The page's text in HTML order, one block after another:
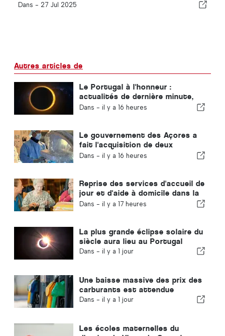
Dans - 27 Jul 2025
Autres articles de
Le Portugal à l'honneur :
actualités de dernière minute,
tendances touristiques et les
Dans - il y a 16 heures
Le gouvernement des Açores a
fait l'acquisition de deux
nouveaux systèmes de chirurgie
Dans - il y a 16 heures
Reprise des services d'accueil de
jour et d'aide à domicile dans la
commune de Portugal
Dans - il y a 17 heures
La plus grande éclipse solaire du
siècle aura lieu au Portugal
Dans - il y a 1 jour
Une baisse massive des prix des
carburants est attendue
Dans - il y a 1 jour
Les écoles maternelles du